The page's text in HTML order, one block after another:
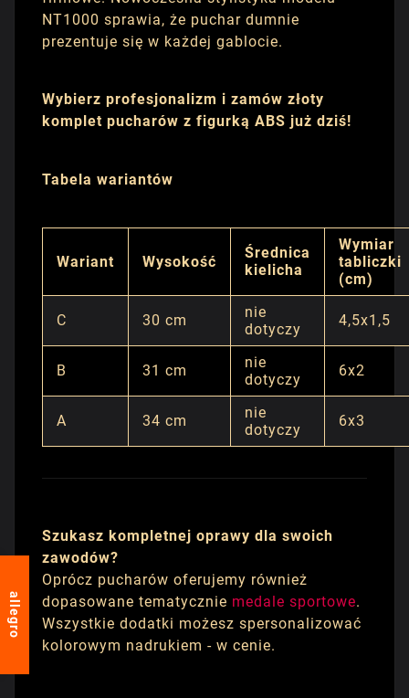
NT1000 sprawia, że puchar dumnie
prezentuje się w każdej gablocie.
Wybierz profesjonalizm i zamów złoty
komplet pucharów z figurką ABS już dziś!
Tabela wariantów
Wariant Wysokość
Średnica
kielicha
Wymiar
tabliczki
(cm)
C 30 cm
nie
dotyczy
4,5x1,5
B 31 cm
nie
dotyczy
6x2
A 34 cm
nie
dotyczy
6x3
Szukasz kompletnej oprawy dla swoich
zawodów?
Oprócz pucharów oferujemy również
dopasowane tematycznie medale sportowe.
Wszystkie dodatki możesz spersonalizować
kolorowym nadrukiem - w cenie.
allegro